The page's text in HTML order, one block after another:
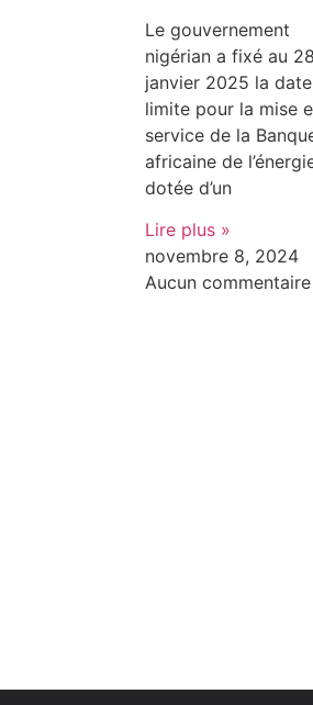
Le gouvernement
nigérian a fixé au 28
janvier 2025 la date
limite pour la mise
service de la
africaine de
dotée d’un
Lire plus »
novembre 8, 2024
Aucun commentaire